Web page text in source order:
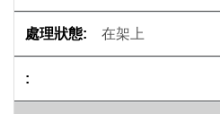
在架上